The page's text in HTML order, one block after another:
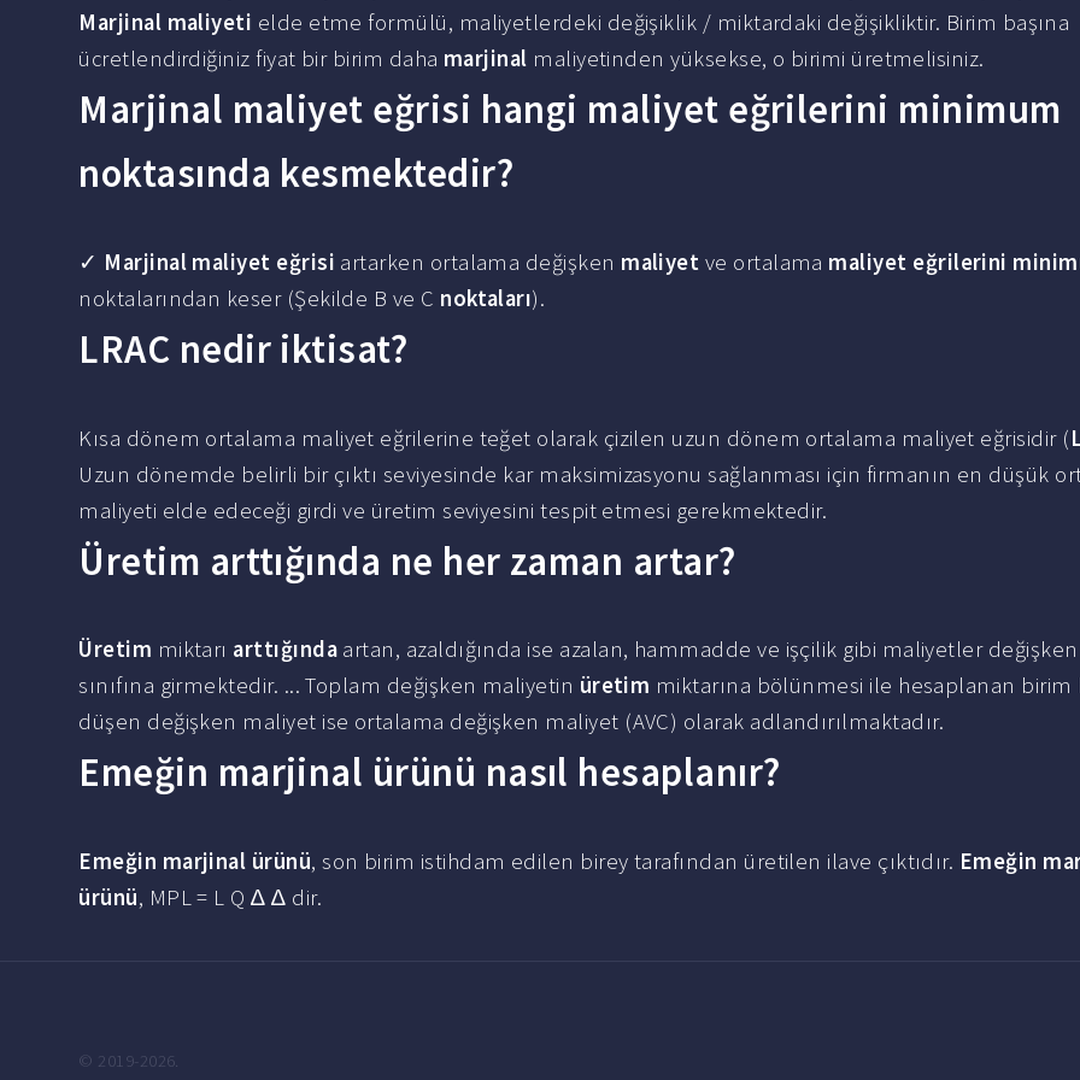
Marjinal maliyeti elde etme formülü, maliyetlerdeki değişiklik / miktardaki değişikliktir. Birim başına
ücretlendirdiğiniz fiyat bir birim daha marjinal maliyetinden yüksekse, o birimi üretmelisiniz.
Marjinal maliyet eğrisi hangi maliyet eğrilerini minimum
noktasında kesmektedir?
✓ Marjinal maliyet eğrisi artarken ortalama değişken maliyet ve ortalama maliyet eğrilerini
noktalarından keser (Şekilde B ve C noktaları).
LRAC nedir iktisat?
Kısa dönem ortalama maliyet eğrilerine teğet olarak çizilen uzun dönem ortalama maliyet eğrisidir (
Uzun dönemde belirli bir çıktı seviyesinde kar maksimizasyonu sağlanması için firmanın en düşük
maliyeti elde edeceği girdi ve üretim seviyesini tespit etmesi gerekmektedir.
Üretim arttığında ne her zaman artar?
Üretim miktarı arttığında artan, azaldığında ise azalan, hammadde ve işçilik gibi maliyetler
sınıfına girmektedir. ... Toplam değişken maliyetin üretim miktarına bölünmesi ile hesaplanan birim
düşen değişken maliyet ise ortalama değişken maliyet (AVC) olarak adlandırılmaktadır.
Emeğin marjinal ürünü nasıl hesaplanır?
Emeğin marjinal ürünü, son birim istihdam edilen birey tarafından üretilen ilave çıktıdır. Emeğin
ürünü, MPL = L Q ∆ ∆ dir.
© 2019-2026.